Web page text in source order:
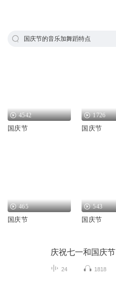
国庆节的音乐加舞蹈特点
4542
国庆节
1726
国庆节
465
国庆节
543
国庆节
庆祝七一和国庆节
24 1818